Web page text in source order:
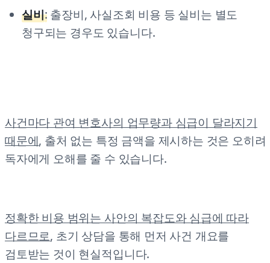
실비: 출장비, 사실조회 비용 등 실비는 별도
청구되는 경우도 있습니다.
사건마다 관여 변호사의 업무량과 심급이 달라지기
때문에, 출처 없는 특정 금액을 제시하는 것은 오히려
독자에게 오해를 줄 수 있습니다.
정확한 비용 범위는 사안의 복잡도와 심급에 따라
다르므로, 초기 상담을 통해 먼저 사건 개요를
검토받는 것이 현실적입니다.